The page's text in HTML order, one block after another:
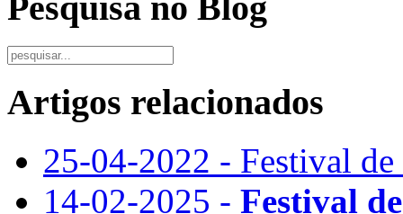
Artigos relacionados
25-04-2022 - Festival
14-02-2025 - Festival